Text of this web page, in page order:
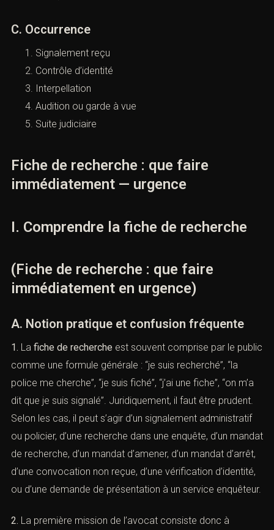
C. Occurrence
Signalement reçu
Contrôle d’identité
Interpellation
Audition ou garde à vue
Suite judiciaire
Fiche de recherche : que faire
immédiatement — urgence
I. Comprendre la fiche de recherche
(Fiche de recherche : que faire
immédiatement en urgence)
A. Notion pratique et confusion fréquente
1. La fiche de recherche est souvent comprise par le
public comme une formule générale : “je suis recherché”,
“la police me cherche”, “je suis fiché”, “j’ai une fiche”, “on
m’a dit que je suis signalé”. Juridiquement, il faut être
prudent. Selon les cas, il peut s’agir d’un signalement
administratif ou policier, d’une recherche dans une
enquête, d’un mandat de recherche, d’un mandat
d’amener, d’un mandat d’arrêt, d’une convocation non
reçue, d’une vérification d’identité, ou d’une demande de